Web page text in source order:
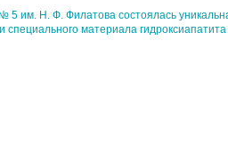
5 им. Н. Ф. Филатова состоялась
специального материала гидроксиапатита